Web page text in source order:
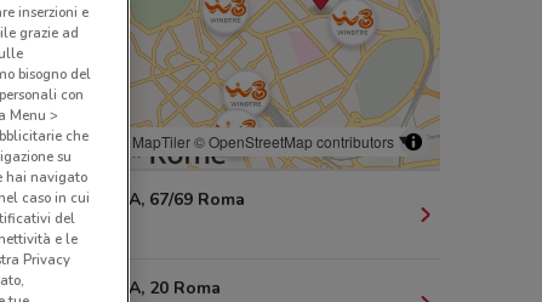
© MapTiler© OpenStreetMap contributors
VIA CATANIA, 67/69 Roma
527 m
VIA SALARIA, 20 Roma
inserzioni e
grazie ad
bisogno del
con
Menu >
che
su
hai navigato
caso in cui
del
e le
Privacy